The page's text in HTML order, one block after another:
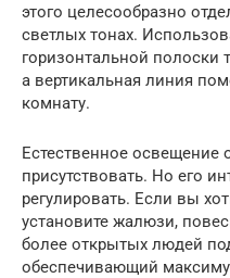
этого целесообразно
светлых тонах.
горизонтальной полоски
а вертикальная линия
комнату.
Естественное освещение
присутствовать. Но его
регулировать. Если вы
установите жалюзи,
более открытых людей
обеспечивающий